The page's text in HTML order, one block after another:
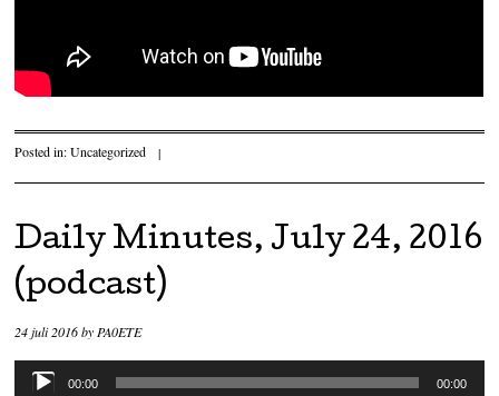
Posted in:Uncategorized |
Daily Minutes, July 24, 2016
(podcast)
24 juli 2016byPA0ETE
Audiospeler
00:00 00:00